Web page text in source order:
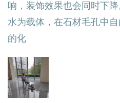
响，装饰效果也会同时下
水为载体，在石材毛孔中
的化